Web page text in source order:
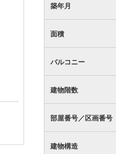
築年月
面積
バルコニー
建物階数
部屋番号／区画番号
建物構造